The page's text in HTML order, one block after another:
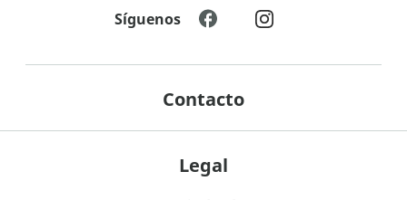
Legal
Contacto
Síguenos